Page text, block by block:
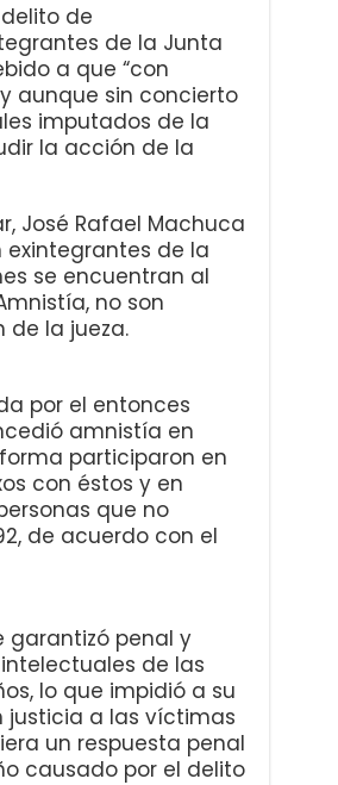
de
de la Junta
a que “con
aunque sin concierto
imputados de la
la acción de la
José Rafael Machuca
exintegrantes de la
se encuentran al
no son
de la jueza.
por el entonces
amnistía en
participaron en
con éstos y en
que no
de acuerdo con el
garantizó penal y
de las
lo que impidió a su
justicia a las víctimas
un respuesta penal
causado por el delito